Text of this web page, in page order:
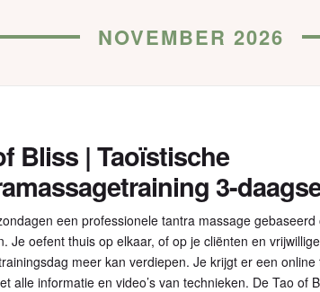
NOVEMBER 2026
Bliss | Taoïstische
3-
een professionele tantra massage
Je oefent thuis op elkaar, of op je cliënten en
meer kan verdiepen. Je krijgt er een
alle informatie en video’s van technieken. De Tao of